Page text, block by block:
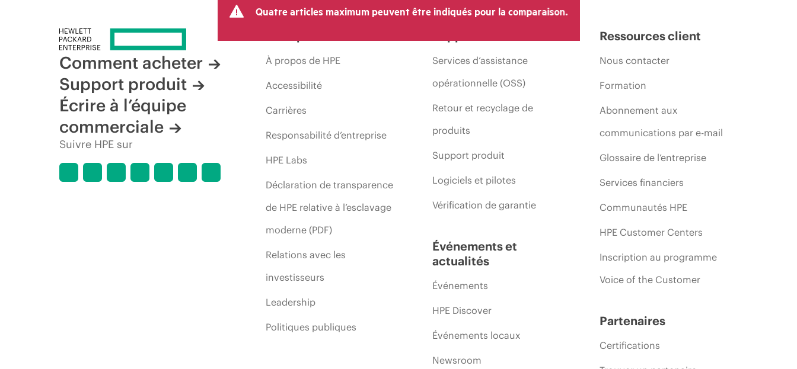
Quatre articles maximum peuvent être indiqués pour la comparaison.
Comment acheter
Support produit
Écrire à l’équipe
commerciale
Suivre HPE sur
À propos de HPE
Accessibilité
Carrières
Responsabilité d’entreprise
HPE Labs
Déclaration de transparence
de HPE relative à l’esclavage
moderne (PDF)
Relations avec les
investisseurs
Leadership
Politiques publiques
Services d’assistance
opérationnelle (OSS)
Retour et recyclage de
produits
Support produit
Logiciels et pilotes
Vérification de garantie
Événements et
actualités
Événements
HPE Discover
Événements locaux
Newsroom
Ressources client
Nous contacter
Formation
Abonnement aux
communications par e-mail
Glossaire de l’entreprise
Services financiers
Communautés HPE
HPE Customer Centers
Inscription au programme
Voice of the Customer
Partenaires
Certifications